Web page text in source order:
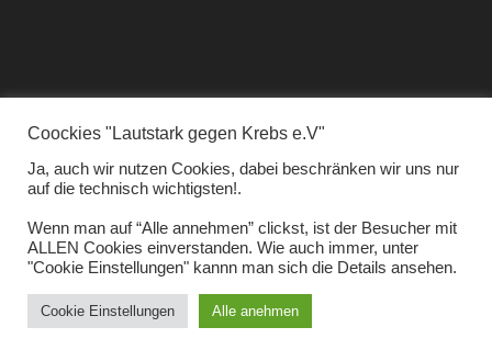
Design - www.3base.de / Fotos Dirk Jacobs
Coockies "Lautstark gegen Krebs e.V"
Ja, auch wir nutzen Cookies, dabei beschränken wir uns nur
auf die technisch wichtigsten!.
Wenn man auf “Alle annehmen” clickst, ist der Besucher mit
ALLEN Cookies einverstanden. Wie auch immer, unter
"Cookie Einstellungen" kannn man sich die Details ansehen.
Cookie Einstellungen Alle anehmen